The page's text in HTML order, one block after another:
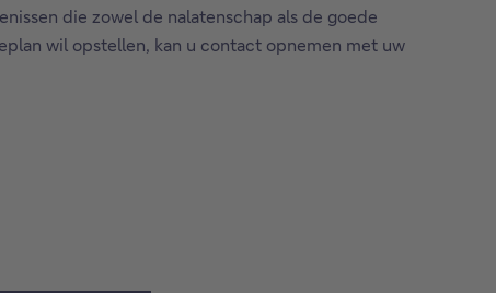
die zowel de nalatenschap als de goede
wil opstellen, kan u contact opnemen met uw